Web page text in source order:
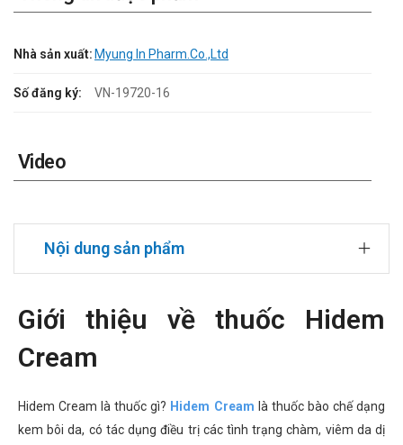
Nhà sản xuất: Myung In Pharm.Co.,Ltd
Số đăng ký: VN-19720-16
Video
Nội dung sản phẩm
Giới thiệu về thuốc Hidem
Cream
Hidem Cream là thuốc gì? Hidem Cream là thuốc bào chế dạng
kem bôi da, có tác dụng điều trị các tình trạng chàm, viêm da dị